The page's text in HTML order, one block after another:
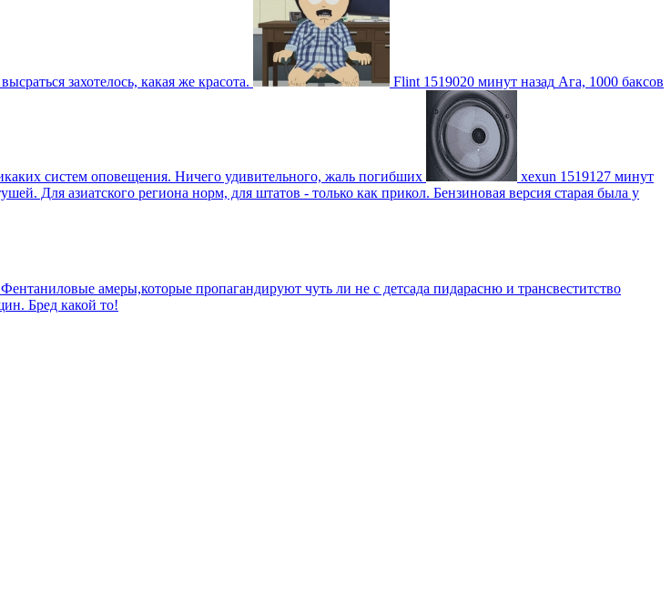
захотелось, какая же красота. Flint 1519020 минут назад Ага, 1000 баксов
систем оповещения. Ничего удивительного, жаль погибших xexun 1519127 минут
Для азиатского региона норм, для штатов - только как прикол. Бензиновая версия старая была у
Фентаниловые амеры,которые пропагандируют чуть ли не с детсада пидарасню и трансвеститство
Бред какой то!